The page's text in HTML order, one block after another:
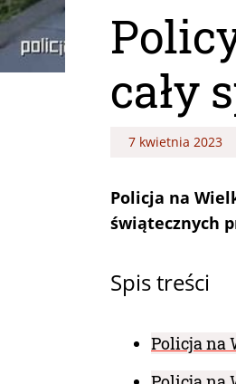
cały
7 kwietnia 2023
Policja na
świątecznych
Spis treści
Policja na